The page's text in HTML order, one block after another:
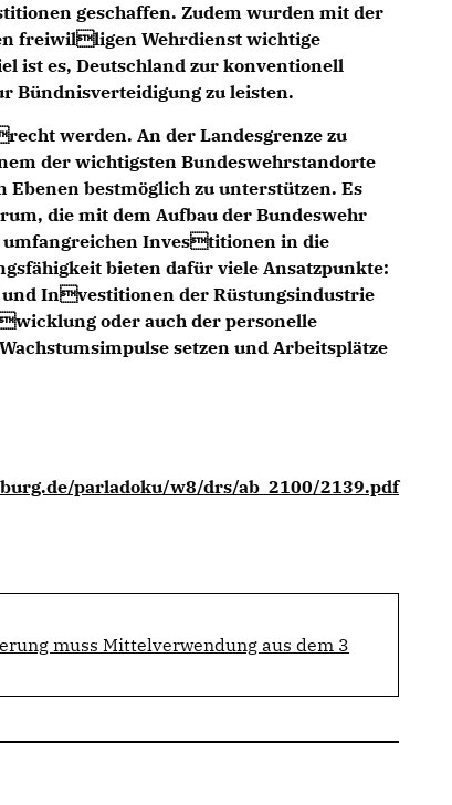
geschaffen. Zudem wurden mit der
freiwilligen Wehrdienst wichtige
ist es, Deutschland zur konventionell
Bündnisverteidigung zu leisten.
werden. An der Landesgrenze zu
der wichtigsten Bundeswehrstandorte
Ebenen bestmöglich zu unterstützen. Es
die mit dem Aufbau der Bundeswehr
Investitionen in die
bieten dafür viele Ansatzpunkte:
Investitionen der Rüstungsindustrie
oder auch der personelle
setzen und Arbeitsplätze
parladoku/w8/drs/ab_2100/2139.pdf
muss Mittelverwendung aus dem 3